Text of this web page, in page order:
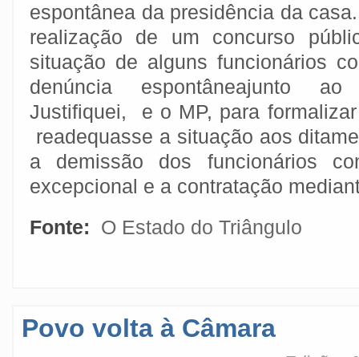
espontânea da presidência da
realização de um concurso
situação de alguns funcionários
denúncia espontâneajunto
Justifiquei, e o MP, para
readequasse a situação aos
a demissão dos funcionários
excepcional e a contratação
Fonte:
O Estado do Triângulo
Povo volta à Câmara